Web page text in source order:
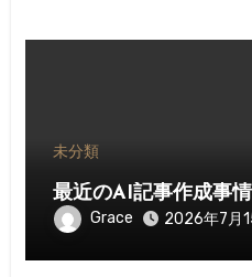
未分類
最近のAI記事作成事
Grace 2026年7月